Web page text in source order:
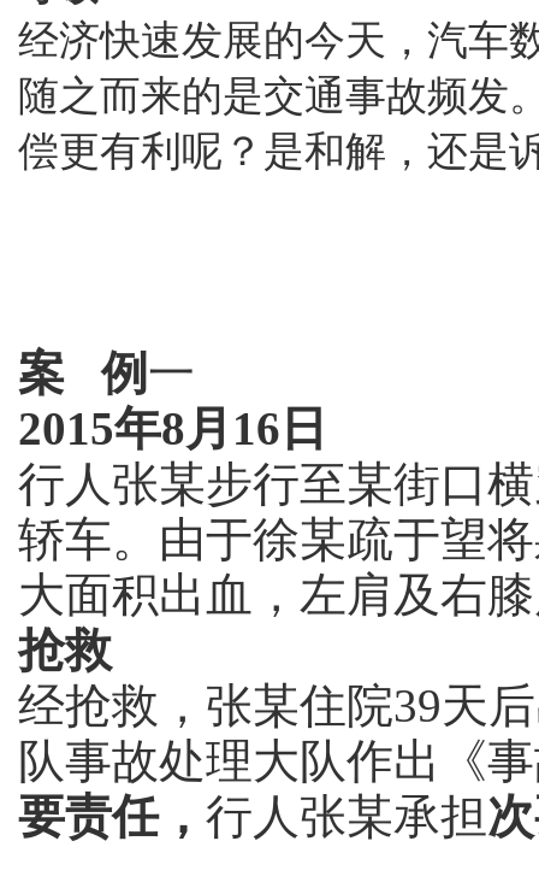
经济快速发展的今天，汽车
随之而来的是交通事故频发
偿更有利呢？是和解，还是
案 例一
2015年8月16日
行人张某步行至某街口
轿车。由于徐某疏于望
大面积出血，左肩及右
抢救
经抢救，张某住院39天
队事故处理大队作出《
要责任， 行人张某承担